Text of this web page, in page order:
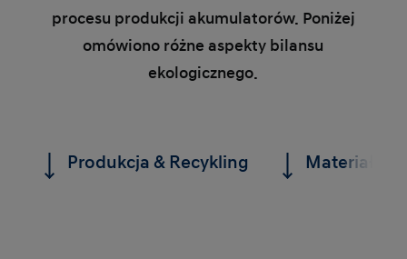
procesu produkcji akumulatorów. Poniżej
omówiono różne aspekty bilansu
ekologicznego.
Produkcja & Recykling Materiały